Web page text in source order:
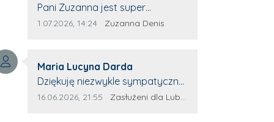
Treść komentarza:
Pani Zuzanna jest super
specjalistą. Korzystamy z moim
spokojna, cierpliwa.
Data dodania komentarza:
1.07.2026, 14:24 Źródło komentarza:
Zuzanna Denis
Autor komentarza:
Maria Lucyna Darda
Treść komentarza:
Dziękuję niezwykle sympatycznej
Pani redaktor Annie Niderla-
Data dodania komentarza:
16.06.2026, 21:55 Źródło komentarza:
Zasłużeni dla Lubyczy